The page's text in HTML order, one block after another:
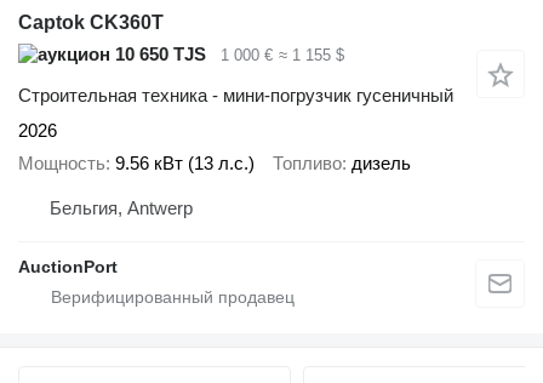
Captok CK360T
10 650 TJS
1 000 € ≈ 1 155 $
Строительная техника - мини-погрузчик гусеничный
2026
Мощность 9.56 кВт (13 л.с.) Топливо дизель
Бельгия, Antwerp
AuctionPort